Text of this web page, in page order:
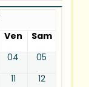
Ven
Sam
04
05
11
12